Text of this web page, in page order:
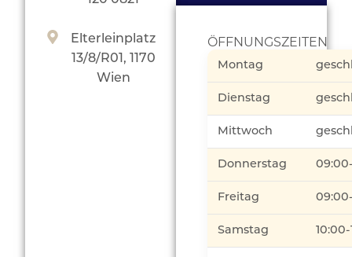
Elterleinplatz
13/8/R01, 1170
Wien
ÖFFNUNGSZEITEN
Montag
Dienstag
Mittwoch
Donnerstag
Freitag
Samstag 10:00-